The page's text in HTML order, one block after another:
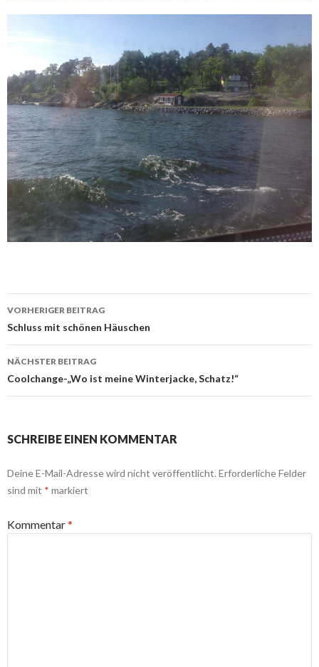
Beitrags-
Navigation
VORHERIGER BEITRAG
Schluss mit schönen Häuschen
NÄCHSTER BEITRAG
Coolchange-„Wo ist meine Winterjacke, Schatz!“
SCHREIBE EINEN KOMMENTAR
Deine E-Mail-Adresse wird nicht veröffentlicht. Erforderliche Felder
sind mit * markiert
Kommentar*